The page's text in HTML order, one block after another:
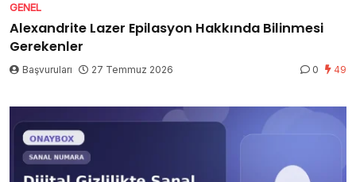
GENEL
Alexandrite Lazer Epilasyon Hakkında Bilinmesi
Gerekenler
Başvuruları 27 Temmuz 2026 0 49